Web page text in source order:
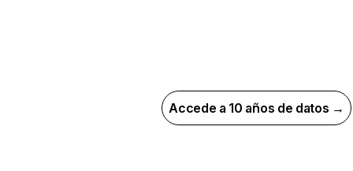
Accede a 10 años de datos →